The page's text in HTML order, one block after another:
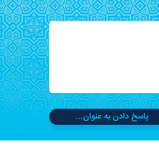
پاسخ دادن به عنوان...